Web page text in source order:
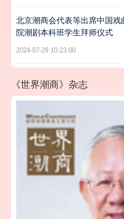
北京潮商会代表等出席中国戏
院潮剧本科班学生拜师仪式
2024-07-29 10:23:00
《世界潮商》杂志